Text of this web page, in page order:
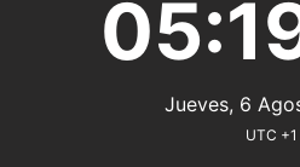
Jueves, 6
UTC +1